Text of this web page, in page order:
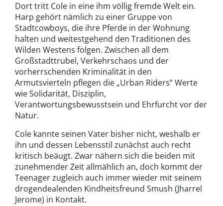
Dort tritt Cole in eine ihm völlig fremde Welt ein.
Harp gehört nämlich zu einer Gruppe von
Stadtcowboys, die ihre Pferde in der Wohnung
halten und weitestgehend den Traditionen des
Wilden Westens folgen. Zwischen all dem
Großstadttrubel, Verkehrschaos und der
vorherrschenden Kriminalität in den
Armutsvierteln pflegen die „Urban Riders” Werte
wie Solidarität, Disziplin,
Verantwortungsbewusstsein und Ehrfurcht vor der
Natur.
Cole kannte seinen Vater bisher nicht, weshalb er
ihn und dessen Lebensstil zunächst auch recht
kritisch beäugt. Zwar nähern sich die beiden mit
zunehmender Zeit allmählich an, doch kommt der
Teenager zugleich auch immer wieder mit seinem
drogendealenden Kindheitsfreund Smush (Jharrel
Jerome) in Kontakt.